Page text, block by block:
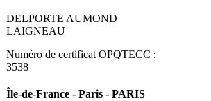
DELPORTE AUMOND
LAIGNEAU
Numéro de certificat OPQTECC :
3538
Île-de-France - Paris - PARIS